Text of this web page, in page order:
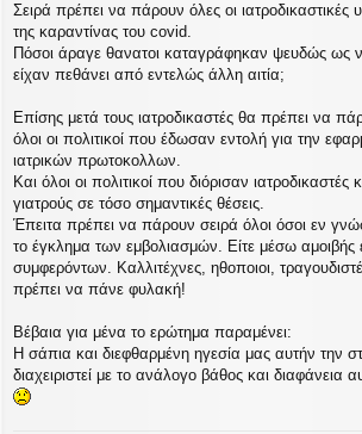
Σειρά πρέπει να πάρουν όλες οι ιατροδικαστικές
της καραντίνας του covid.
Πόσοι άραγε θανατοι καταγράφηκαν ψευδώς ως
είχαν πεθάνει από εντελώς άλλη αιτία;
Επίσης μετά τους ιατροδικαστές θα πρέπει να
όλοι οι πολιτικοί που έδωσαν εντολή για την
ιατρικών πρωτοκολλων.
Και όλοι οι πολιτικοί που διόρισαν
γιατρούς σε τόσο σημαντικές θέσεις.
Έπειτα πρέπει να πάρουν σειρά όλοι όσοι εν
το έγκλημα των εμβολιασμών. Είτε μέσω αμοιβής
συμφερόντων. Καλλιτέχνες, ηθοποιοι,
πρέπει να πάνε φυλακή!
Βέβαια για μένα το ερώτημα παραμένει:
Η σάπια και διεφθαρμένη ηγεσία μας αυτήν την
διαχειριστεί με το ανάλογο βάθος και διαφάνεια